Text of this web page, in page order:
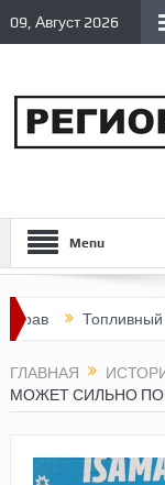
09, Август 2026
Menu
Топливный кризис в
ГЛАВНАЯ
МОЖЕТ СИЛЬНО